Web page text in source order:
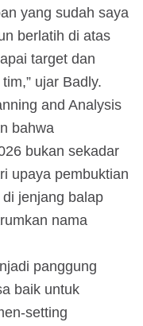
yang sudah saya
berlatih di atas
target dan
ujar Badly.
and Analysis
bahwa
bukan sekadar
upaya pembuktian
jenjang balap
nama
panggung
baik untuk
setting